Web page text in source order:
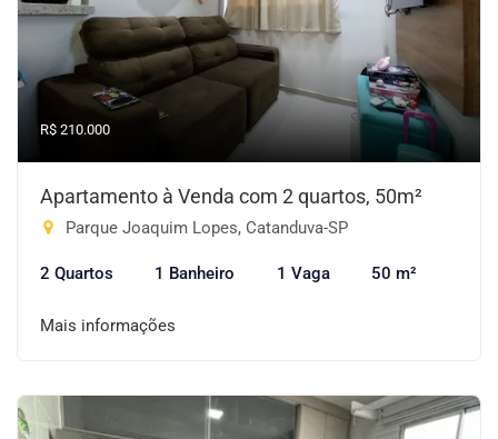
R$ 210.000
Apartamento à Venda com 2 quartos, 50m²
Parque Joaquim Lopes, Catanduva-SP
2 Quartos 1 Banheiro 1 Vaga 50 m²
Mais informações